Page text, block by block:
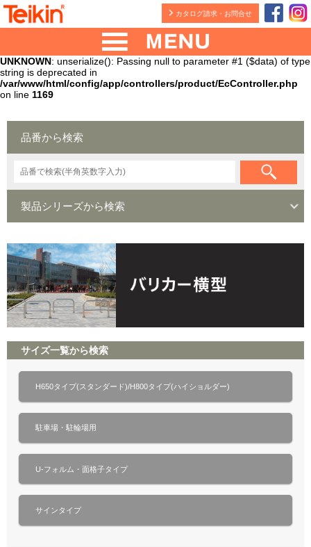
UNKNOWN: unserialize(): Passing null to parameter #1 ($data) of type
string is deprecated in
/var/www/html/config/app/controllers/product/EcController.php
on line 1169
カタログ請求・お問合せ
品番から検索
製品シリーズから検索
サイズ一覧から検索
H650タイプ(スタンダード)/H800タイプ(ハイショルダー)
駐車場・駐輪場用
U-フォルム・面格子タイプ
サインタイプ